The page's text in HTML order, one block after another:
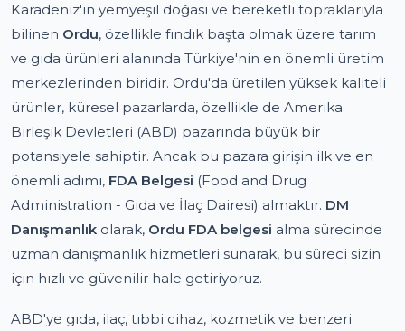
Karadeniz'in yemyeşil doğası ve bereketli topraklarıyla
bilinen Ordu, özellikle fındık başta olmak üzere tarım
ve gıda ürünleri alanında Türkiye'nin en önemli üretim
merkezlerinden biridir. Ordu'da üretilen yüksek kaliteli
ürünler, küresel pazarlarda, özellikle de Amerika
Birleşik Devletleri (ABD) pazarında büyük bir
potansiyele sahiptir. Ancak bu pazara girişin ilk ve en
önemli adımı, FDA Belgesi (Food and Drug
Administration - Gıda ve İlaç Dairesi) almaktır. DM
Danışmanlık olarak, Ordu FDA belgesi alma sürecinde
uzman danışmanlık hizmetleri sunarak, bu süreci sizin
için hızlı ve güvenilir hale getiriyoruz.
ABD'ye gıda, ilaç, tıbbi cihaz, kozmetik ve benzeri